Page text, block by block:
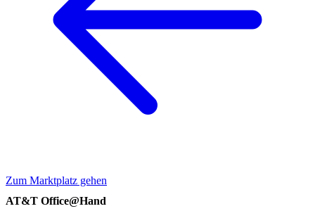
Zum Marktplatz gehen
AT&T Office@Hand